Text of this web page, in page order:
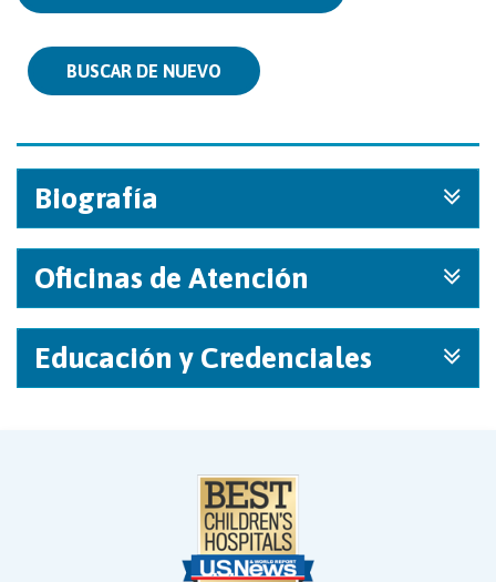
BUSCAR DE NUEVO
Biografía
Oficinas de Atención
Educación y Credenciales